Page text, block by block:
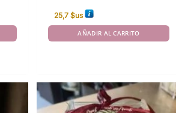
25,7$us
AÑADIR AL CARRITO